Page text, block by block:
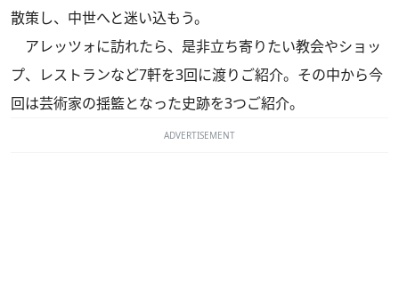
散策し、中世へと迷い込もう。
アレッツォに訪れたら、是非立ち寄りたい教会やショッ
プ、レストランなど7軒を3回に渡りご紹介。その中から今
回は芸術家の揺籃となった史跡を3つご紹介。
ADVERTISEMENT